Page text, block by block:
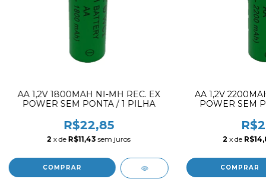
AA 1,2V 1800MAH NI-MH REC. EX
POWER SEM PONTA / 1 PILHA
R$22,85
2 x de R$11,43 sem juros
AA 1,2V
POWER SEM
2 x de